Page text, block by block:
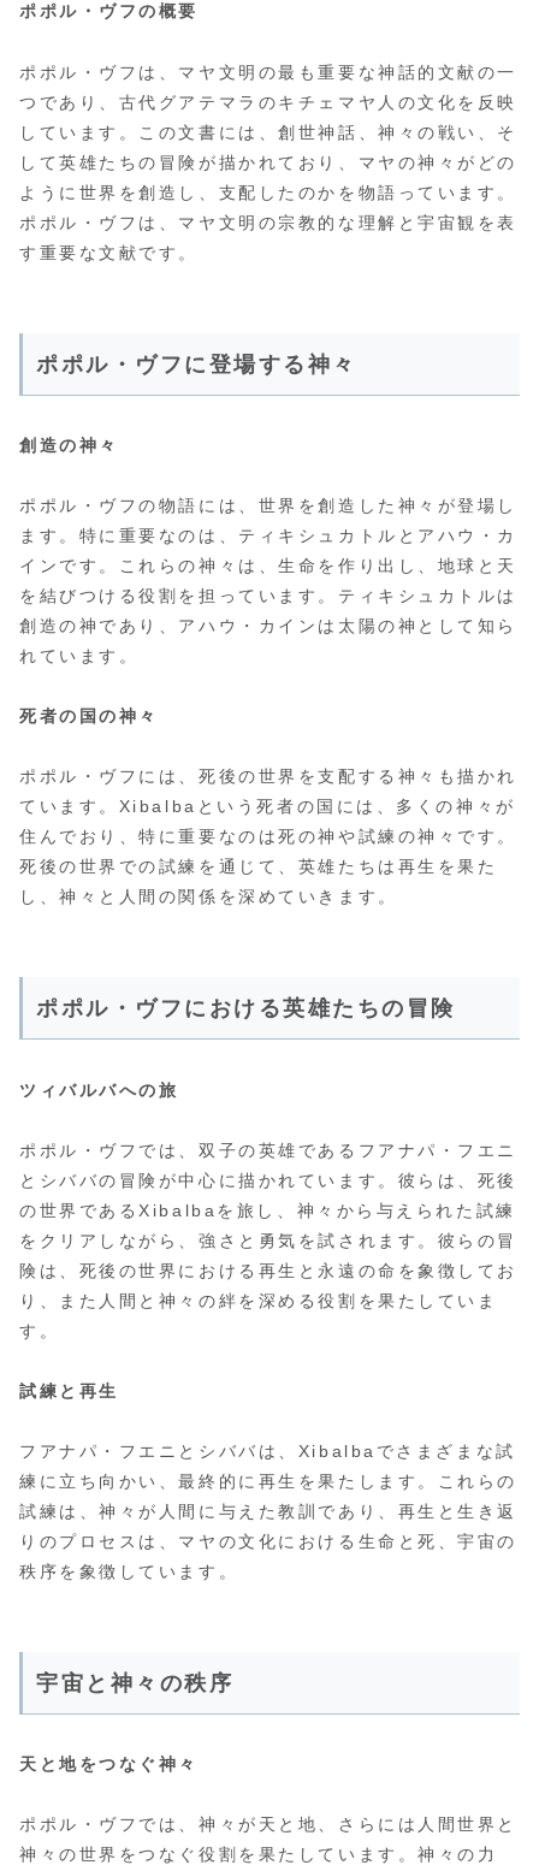
ポポル・ヴフの概要
ポポル・ヴフは、マヤ文明の最も重要な神話的文献の一
つであり、古代グアテマラのキチェマヤ人の文化を反映
しています。この文書には、創世神話、神々の戦い、そ
して英雄たちの冒険が描かれており、マヤの神々がどの
ように世界を創造し、支配したのかを物語っています。
ポポル・ヴフは、マヤ文明の宗教的な理解と宇宙観を表
す重要な文献です。
ポポル・ヴフに登場する神々
創造の神々
ポポル・ヴフの物語には、世界を創造した神々が登場し
ます。特に重要なのは、ティキシュカトルとアハウ・カ
インです。これらの神々は、生命を作り出し、地球と天
を結びつける役割を担っています。ティキシュカトルは
創造の神であり、アハウ・カインは太陽の神として知ら
れています。
死者の国の神々
ポポル・ヴフには、死後の世界を支配する神々も描かれ
ています。Xibalbaという死者の国には、多くの神々が
住んでおり、特に重要なのは死の神や試練の神々です。
死後の世界での試練を通じて、英雄たちは再生を果た
し、神々と人間の関係を深めていきます。
ポポル・ヴフにおける英雄たちの冒険
ツィバルバへの旅
ポポル・ヴフでは、双子の英雄であるフアナパ・フエニ
とシババの冒険が中心に描かれています。彼らは、死後
の世界であるXibalbaを旅し、神々から与えられた試練
をクリアしながら、強さと勇気を試されます。彼らの冒
険は、死後の世界における再生と永遠の命を象徴してお
り、また人間と神々の絆を深める役割を果たしていま
す。
試練と再生
フアナパ・フエニとシババは、Xibalbaでさまざまな試
練に立ち向かい、最終的に再生を果たします。これらの
試練は、神々が人間に与えた教訓であり、再生と生き返
りのプロセスは、マヤの文化における生命と死、宇宙の
秩序を象徴しています。
宇宙と神々の秩序
天と地をつなぐ神々
ポポル・ヴフでは、神々が天と地、さらには人間世界と
神々の世界をつなぐ役割を果たしています。神々の力